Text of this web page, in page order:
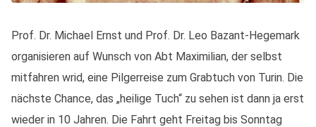
Prof. Dr. Michael Ernst und Prof. Dr. Leo Bazant-Hegemark
organisieren auf Wunsch von Abt Maximilian, der selbst
mitfahren wrid, eine Pilgerreise zum Grabtuch von Turin. Die
nächste Chance, das „heilige Tuch“ zu sehen ist dann ja erst
wieder in 10 Jahren. Die Fahrt geht Freitag bis Sonntag